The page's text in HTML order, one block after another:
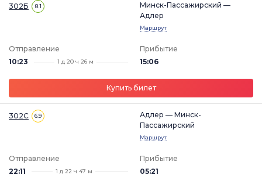
302Б 8.1
Минск-Пассажирский —
Адлер
Маршрут
Отправление
10:23
1 д 20 ч 26 м
Прибытие
15:06
Купить билет
302С 6.9
Адлер — Минск-
Пассажирский
Маршрут
Отправление
22:11
1 д 22 ч 47 м
Прибытие
05:21